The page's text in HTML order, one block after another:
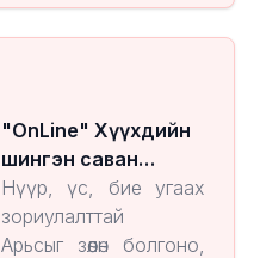
"OnLine" Хүүхдийн
шингэн саван
Marshmallow
Нүүр, үс, бие угаах
зориулалттай
Арьсыг зөөлөн болгоно,